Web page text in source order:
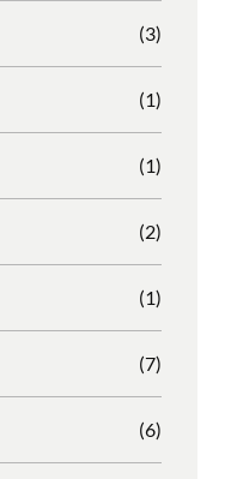
(3)
(1)
(1)
(2)
(1)
(7)
(6)